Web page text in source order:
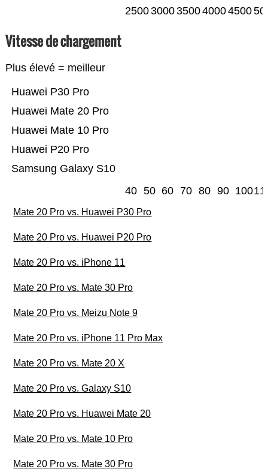
25003000350040004500
Vitesse de chargement
Plus élevé = meilleur
Samsung Galaxy S10
Huawei P20 Pro
Huawei Mate 10 Pro
Huawei Mate 20 Pro
Huawei P30 Pro
40 50 60 70 80 90 100
Mate 20 Pro vs. Huawei P30 Pro
Mate 20 Pro vs. Huawei P20 Pro
Mate 20 Pro vs. iPhone 11
Mate 20 Pro vs. Mate 30 Pro
Mate 20 Pro vs. Meizu Note 9
Mate 20 Pro vs. iPhone 11 Pro Max
Mate 20 Pro vs. Mate 20 X
Mate 20 Pro vs. Galaxy S10
Mate 20 Pro vs. Huawei Mate 20
Mate 20 Pro vs. Mate 10 Pro
Mate 20 Pro vs. Mate 30 Pro